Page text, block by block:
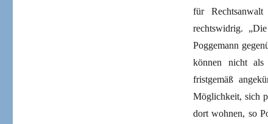
für
rechtswidrig.
Poggemann
können nicht als
fristgemäß
Möglichkeit, sich
dort wohnen, so